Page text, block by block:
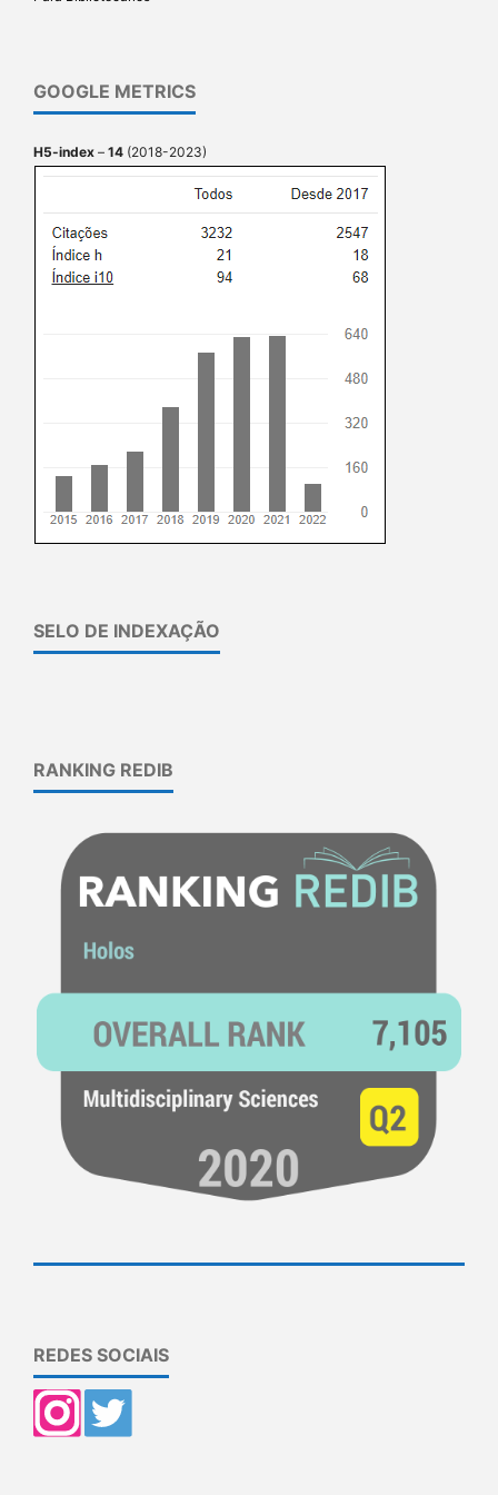
GOOGLE METRICS
H5-index – 14 (2018-2023)
SELO DE INDEXAÇÃO
RANKING REDIB
REDES SOCIAIS